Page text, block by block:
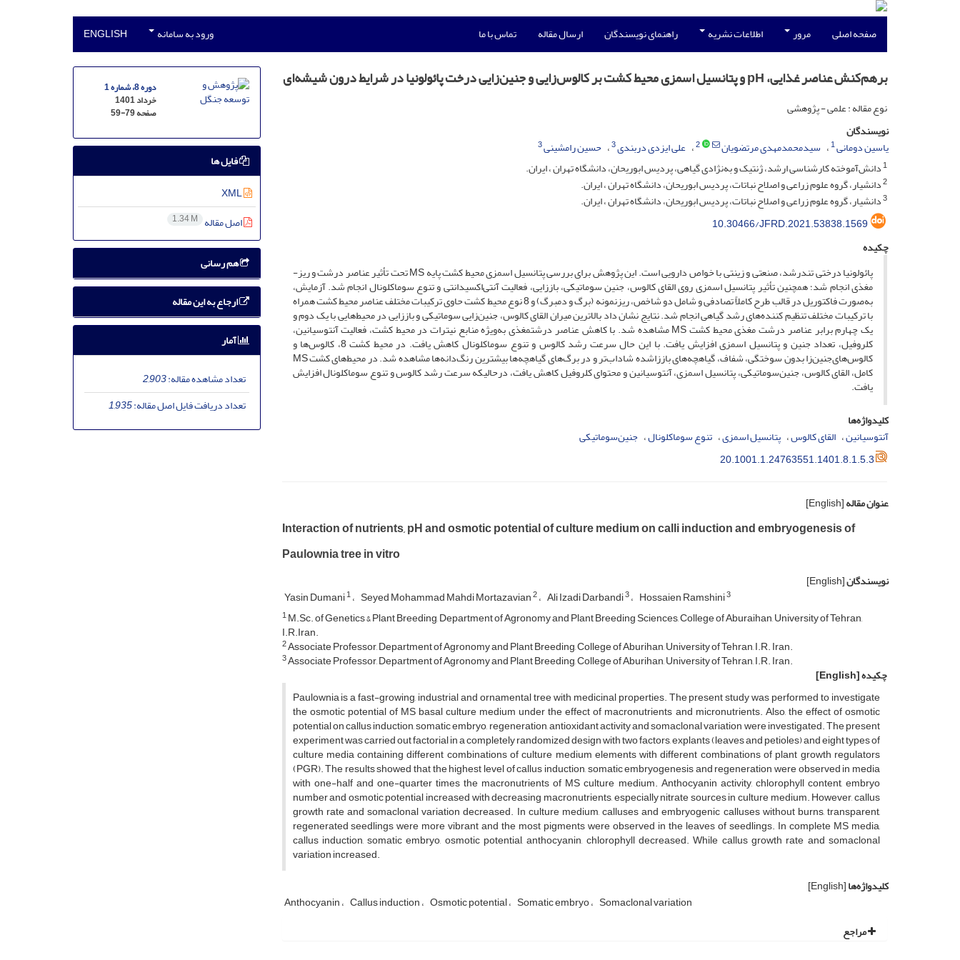
صفحه اصلی مرور اطلاعات نشریه راهنمای نویسندگان ارسال مقاله تماس با ما ورود به سامانه ENGLISH
برهم‌کنش عناصر غذایی، ‏pH‏ و پتانسیل اسمزی محیط کشت بر کالوس‌زایی و جنین‌زایی درخت پائولونیا در شرایط درون شیشه‌ای
نوع مقاله : علمی - پژوهشی
نویسندگان
یاسین دومانی1 سیدمحمدمهدی مرتضویان 2 علی ایزدی دربندی3 حسین رامشینی3
1دانش‌آموخته کارشناسی ارشد، ژنتیک و به‌نژادی گیاهی، پردیس ابوریحان، دانشگاه تهران ، ایران. ‏
2دانشیار، گروه علوم زراعی و اصلاح نباتات، پردیس ابوریحان، دانشگاه تهران ، ایران. ‏
3دانشیار، گروه علوم زراعی و اصلاح نباتات، پردیس ابوریحان، دانشگاه تهران ، ایران.
10.30466/JFRD.2021.53838.1569
چکیده
پائولونیا درختی تندرشد، صنعتی و زینتی با خواص دارویی است. این پژوهش برای بررسی پتانسیل اسمزی محیط کشت پایه MS تحت تأثیر عناصر درشت و ریز­
مغذی انجام شد؛ همچنین تأثیر پتانسیل اسمزی روی القای کالوس، جنین سوماتیکی، باززایی، فعالیت آنتی‌اکسیدانتی و تنوع سوماکلونال انجام شد. آزمایش،
به‌صورت فاکتوریل در قالب طرح کاملاً تصادفی و شامل دو شاخص، ریزنمونه (برگ و دمبرگ) و 8 نوع محیط کشت حاوی ترکیبات مختلف عناصر محیط کشت همراه
با ترکیبات مختلف تنظیم کننده‌های رشد گیاهی انجام شد. نتایج نشان داد بالاترین میران القای کالوس، جنین‌زایی ‌سوماتیکی و باززایی در محیط‌هایی با یک دوم و
یک چهارم برابر عناصر درشت مغذی محیط کشت MS مشاهده شد. با کاهش عناصر درشت­مغذی به‌ویژه منابع نیترات در محیط کشت، فعالیت آنتوسیانین،
کلروفیل، تعداد جنین و پتانسیل اسمزی افزایش یافت. با این حال سرعت رشد کالوس و تنوع سوماکلونال کاهش یافت. در محیط کشت 8، کالوس‌ها و
کالوس‌های‌جنین‌زا بدون سوختگی، شفاف، گیاهچه‌های باززا­شده شاداب‌تر و در برگ‌های گیاهچه‌ها بیشترین رنگ‌دانه‌ها مشاهده شد. در محیط‌های کشت MS
کامل، القای کالوس، جنین‌سوماتیکی، پتانسیل اسمزی، آنتوسیانین و محتوای کلروفیل کاهش یافت، در­حالی­که سرعت رشد کالوس و تنوع سوماکلونال افزایش
یافت.
کلیدواژه‌ها
آنتوسیانین القای کالوس پتانسیل اسمزی تنوع سوماکلونال جنین‌سوماتیکی
20.1001.1.24763551.1401.8.1.5.3
عنوان مقاله[English]
Interaction of nutrients, pH and osmotic potential of culture medium on calli induction ‎‎and embryogenesis of
Paulownia tree in vitro
نویسندگان[English]
Yasin Dumani1 Seyed Mohammad Mahdi Mortazavian2 Ali Izadi Darbandi3 Hossaien Ramshini3
1M.Sc. of Genetics & Plant Breeding, Department of Agronomy and Plant Breeding Sciences, College of ‎Aburaihan, University of Tehran,
I.R.Iran.‎
2Associate Professor, Department of Agronomy and Plant Breeding, College of Aburihan, University of Tehran, ‎I.R. Iran. ‎
3Associate Professor, Department of Agronomy and Plant Breeding, College of Aburihan, University of Tehran, ‎I.R. Iran. ‎
چکیده[English]
Paulownia is a fast-growing, industrial and ornamental tree with medicinal properties. The present study was performed to investigate
the osmotic potential of MS basal culture medium under the effect of macronutrients and micronutrients. Also, the effect of osmotic
potential on callus induction, somatic embryo, regeneration, antioxidant activity and somaclonal variation were investigated. The present
experiment was carried out factorial in a completely randomized design with two factors, explants (leaves and petioles) and eight types of
culture media containing different combinations of culture medium elements with different combinations of plant growth regulators
(PGR). The results showed that the highest level of callus induction, somatic embryogenesis and regeneration were observed in media
with one-half and one-quarter times the macronutrients of MS culture medium. Anthocyanin activity, chlorophyll content, embryo
number and osmotic potential increased with decreasing macronutrients, especially nitrate sources in culture medium. However, callus
growth rate and somaclonal variation decreased. In culture medium, calluses and embryogenic calluses without burns, transparent,
regenerated seedlings were more vibrant and the most pigments were observed in the leaves of seedlings. In complete MS media,
callus induction, somatic embryo, osmotic potential, anthocyanin, chlorophyll decreased. While callus growth rate and somaclonal
variation increased.
کلیدواژه‌ها[English]
Anthocyanin Callus induction Osmotic potential Somatic embryo Somaclonal variation
مراجع
دوره 8، شماره 1
خرداد 1401
صفحه59-79
فایل ها
XML
اصل مقاله 1.34 M
هم رسانی
ارجاع به این مقاله
آمار
تعداد مشاهده مقاله:2,903
تعداد دریافت فایل اصل مقاله:1,935